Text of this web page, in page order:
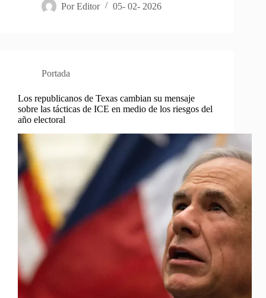
Por Editor 05- 02- 2026
Portada
Los republicanos de Texas cambian su mensaje
sobre las tácticas de ICE en medio de los riesgos del
año electoral